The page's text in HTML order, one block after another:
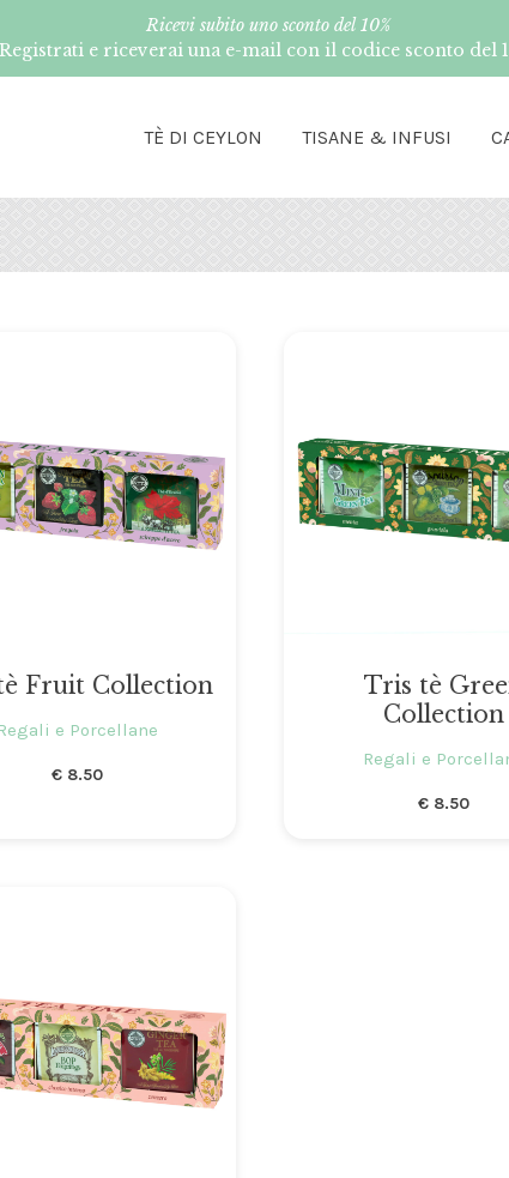
Ricevi subito uno sconto del 10%
Registrati e riceverai una e-mail con il codice sconto del
TÈ DI CEYLON TISANE & INFUSI
Fruit Collection
e Porcellane
€8.50
Tris tè
Collection
Regali e
€ 8.50